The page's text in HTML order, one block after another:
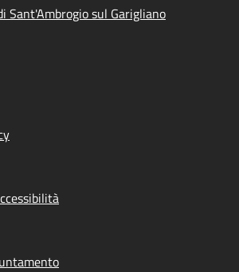
Sant'Ambrogio sul Garigliano